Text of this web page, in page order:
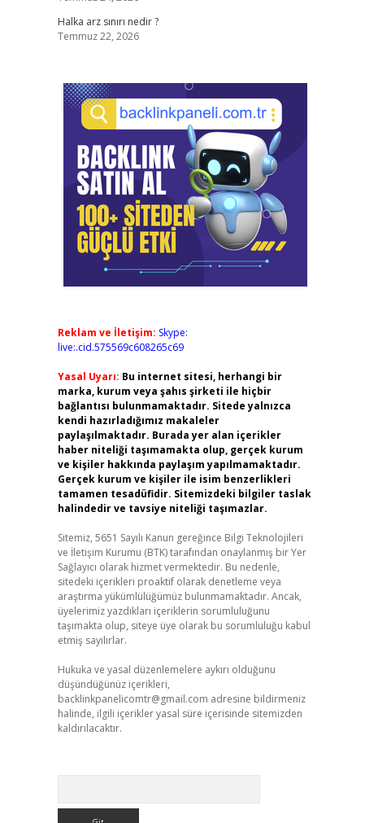
Halka arz sınırı nedir ?
Temmuz 22, 2026
Reklam ve İletişim: Skype:
live:.cid.575569c608265c69
Yasal Uyarı: Bu internet sitesi, herhangi bir
marka, kurum veya şahıs şirketi ile hiçbir
bağlantısı bulunmamaktadır. Sitede yalnızca
kendi hazırladığımız makaleler
paylaşılmaktadır. Burada yer alan içerikler
haber niteliği taşımamakta olup, gerçek kurum
ve kişiler hakkında paylaşım yapılmamaktadır.
Gerçek kurum ve kişiler ile isim benzerlikleri
tamamen tesadüfidir. Sitemizdeki bilgiler taslak
halindedir ve tavsiye niteliği taşımazlar.
Sitemiz, 5651 Sayılı Kanun gereğince Bilgi Teknolojileri
ve İletişim Kurumu (BTK) tarafından onaylanmış bir Yer
Sağlayıcı olarak hizmet vermektedir. Bu nedenle,
sitedeki içerikleri proaktif olarak denetleme veya
araştırma yükümlülüğümüz bulunmamaktadır. Ancak,
üyelerimiz yazdıkları içeriklerin sorumluluğunu
taşımakta olup, siteye üye olarak bu sorumluluğu kabul
etmiş sayılırlar.
Hukuka ve yasal düzenlemelere aykırı olduğunu
düşündüğünüz içerikleri,
backlinkpanelicomtr@gmail.com adresine bildirmeniz
halinde, ilgili içerikler yasal süre içerisinde sitemizden
kaldırılacaktır.